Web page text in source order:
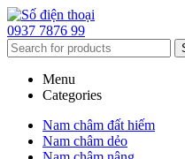
0937 7876 99
Menu
Categories
Nam châm đất hiếm
Nam châm dẻo